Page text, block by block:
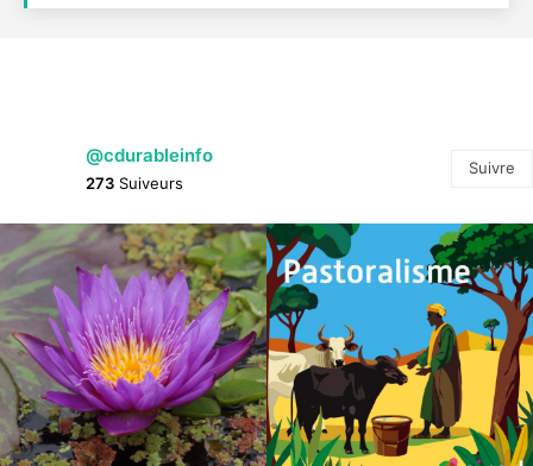
@cdurableinfo
273 Suiveurs
Suivre